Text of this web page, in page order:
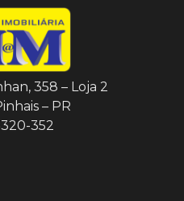
358 – Loja 2
– PR
352